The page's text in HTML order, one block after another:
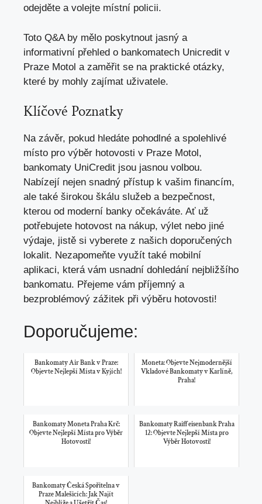
odejděte a volejte místní policii.
Toto Q&A by mělo poskytnout jasný a
informativní přehled o bankomatech Unicredit v
Praze Motol a zaměřit se na praktické otázky,
které by mohly zajímat uživatele.
Klíčové Poznatky
Na závěr, pokud hledáte pohodlné a spolehlivé
místo pro výběr hotovosti v Praze Motol,
bankomaty UniCredit jsou jasnou volbou.
Nabízejí nejen snadný přístup k vašim financím,
ale také širokou škálu služeb a bezpečnost,
kterou od moderní banky očekáváte. Ať už
potřebujete hotovost na nákup, výlet nebo jiné
výdaje, jistě si vyberete z našich doporučených
lokalit. Nezapomeňte využít také mobilní
aplikaci, která vám usnadní dohledání nejbližšího
bankomatu. Přejeme vám příjemný a
bezproblémový zážitek při výběru hotovosti!
Doporučujeme:
Bankomaty Air Bank v Praze:
Objevte Nejlepší Místa v Kyjích!
Moneta: Objevte Nejmodernější
Vkladové Bankomaty v Karlíně,
Praha!
Bankomaty Moneta Praha Krč:
Objevte Nejlepší Místa pro Výběr
Hotovosti!
Bankomaty Raiffeisenbank Praha
12: Objevte Nejlepší Místa pro
Výběr Hotovosti!
Bankomaty Česká Spořitelna v
Praze Malešicích: Jak Najít